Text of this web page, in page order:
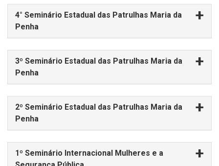
4° Seminário Estadual das Patrulhas Maria da
Penha
3º Seminário Estadual das Patrulhas Maria da
Penha
2º Seminário Estadual das Patrulhas Maria da
Penha
1º Seminário Internacional Mulheres e a